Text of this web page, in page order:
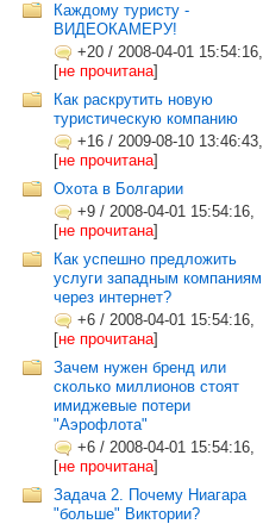
Каждому туристу -
ВИДЕОКАМЕРУ!
+20 / 2008-04-01 15:54:16,
[не прочитана]
Как раскрутить новую
туристическую компанию
+16 / 2009-08-10 13:46:43,
[не прочитана]
Охота в Болгарии
+9 / 2008-04-01 15:54:16,
[не прочитана]
Как успешно предложить
услуги западным компаниям
через интернет?
+6 / 2008-04-01 15:54:16,
[не прочитана]
Зачем нужен бренд или
сколько миллионов стоят
имиджевые потери
"Аэрофлота"
+6 / 2008-04-01 15:54:16,
[не прочитана]
Задача 2. Почему Ниагара
"больше" Виктории?